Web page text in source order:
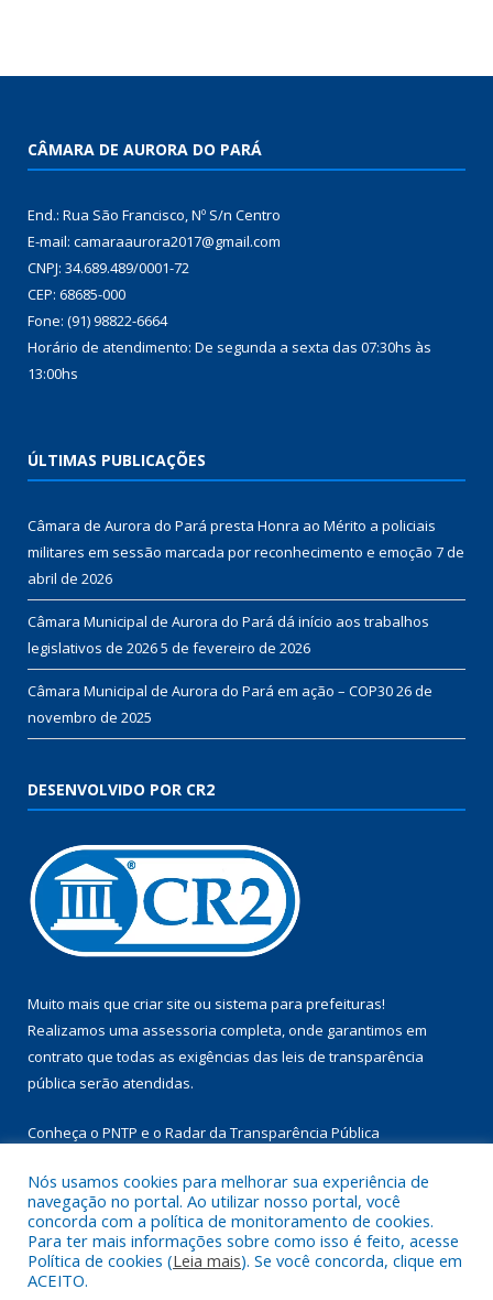
CÂMARA DE AURORA DO PARÁ
End.: Rua São Francisco, Nº S/n Centro
E-mail: camaraaurora2017@gmail.com
CNPJ: 34.689.489/0001-72
CEP: 68685-000
Fone: (91) 98822-6664
Horário de atendimento: De segunda a sexta das 07:30hs às
13:00hs
ÚLTIMAS PUBLICAÇÕES
Câmara de Aurora do Pará presta Honra ao Mérito a policiais
militares em sessão marcada por reconhecimento e emoção 7 de
abril de 2026
Câmara Municipal de Aurora do Pará dá início aos trabalhos
legislativos de 20265 de fevereiro de 2026
Câmara Municipal de Aurora do Pará em ação – COP3026 de
novembro de 2025
DESENVOLVIDO POR CR2
Muito mais que criar site ou sistema para prefeituras!
Realizamos uma assessoria completa, onde garantimos em
contrato que todas as exigências das leis de transparência
pública serão atendidas.
Conheça o PNTP e o Radar da Transparência Pública
Todos os direitos reservados a Câmara Municipal de Aurora do
Pará.
Nós usamos cookies para melhorar sua experiência de
navegação no portal. Ao utilizar nosso portal, você
concorda com a política de monitoramento de cookies.
Para ter mais informações sobre como isso é feito, acesse
Política de cookies (Leia mais). Se você concorda, clique em
ACEITO.